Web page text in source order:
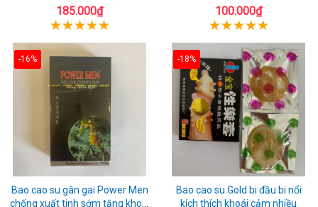
chuẩn Thái Lan
185.000₫
toàn
100.000₫
-16%
Bao cao su gân gai Power Men
chống xuất tinh sớm tăng khoái
-18%
Bao cao su Gold bi đầu bi nổi
kích thích khoái cảm nhiều